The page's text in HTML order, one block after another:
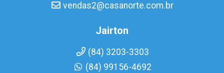
vendas2@casanorte.com.br
Jairton
(84) 3203-3303
(84) 99156-4692